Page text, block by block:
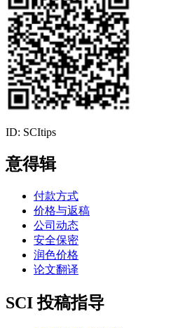
ID: SCItips
意得辑
付款方式
价格与返稿
公司动态
安全保密
润色价格
论文翻译
SCI 投稿指导